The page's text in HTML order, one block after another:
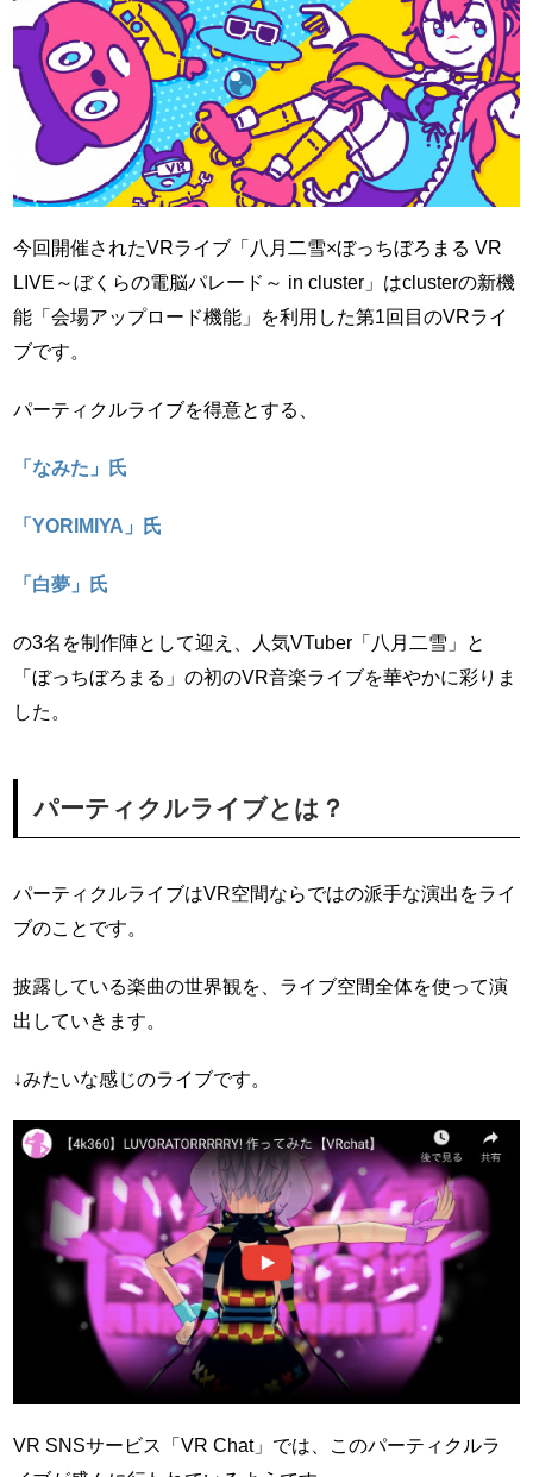
今回開催されたVRライブ「八月二雪×ぼっちぼろまる VR
LIVE～ぼくらの電脳パレード～ in cluster」はclusterの新機
能「会場アップロード機能」を利用した第1回目のVRライ
ブです。
パーティクルライブを得意とする、
「なみた」氏
「YORIMIYA」氏
「白夢」氏
の3名を制作陣として迎え、人気VTuber「八月二雪」と
「ぼっちぼろまる」の初のVR音楽ライブを華やかに彩りま
した。
パーティクルライブとは？
パーティクルライブはVR空間ならではの派手な演出をライ
ブのことです。
披露している楽曲の世界観を、ライブ空間全体を使って演
出していきます。
↓みたいな感じのライブです。
VR SNSサービス「VR Chat」では、このパーティクルラ